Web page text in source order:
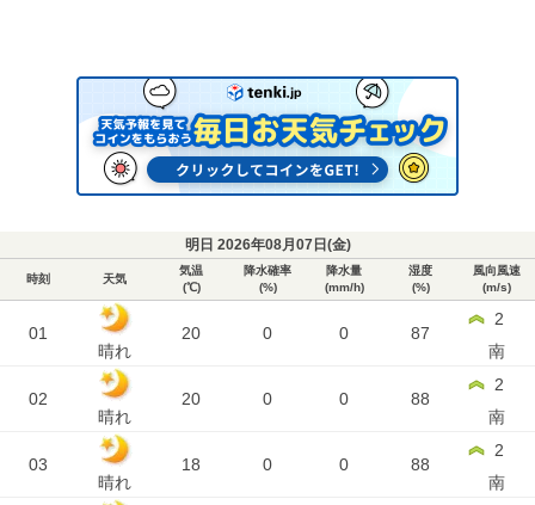
明日 2026年08月07日(金)
時刻 天気
気温
(℃)
降水確率
(%)
降水量
(mm/h)
湿度
(%)
風向風速
(m/s)
01
晴れ
20 0 0 87
2
南
02
晴れ
20 0 0 88
2
南
03
晴れ
18 0 0 88
2
南